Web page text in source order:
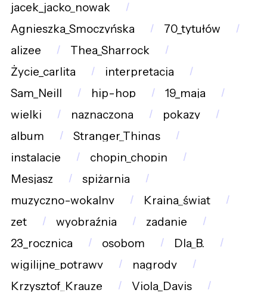
jacek_jacko_nowak
Agnieszka_Smoczyńska
70_tytułów
alizee
Thea_Sharrock
Życie_carlita
interpretacja
Sam_Neill
hip-hop
19_maja
wielki
naznaczona
pokazy
album
Stranger_Things
instalacje
chopin_chopin
Mesjasz
spiżarnia
muzyczno-wokalny
Kraina_świąt
zet
wyobraźnia
zadanie
23_rocznica
osobom
Dla_B.
wigilijne_potrawy
nagrody
Krzysztof_Krauze
Viola_Davis